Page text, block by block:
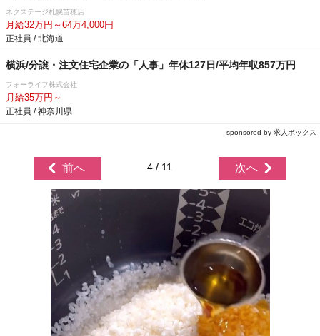
ネクステージ札幌苗穂店
月給32万円～64万4,000円
正社員 / 北海道
横浜/分譲・注文住宅企業の「人事」年休127日/平均年収857万円
フォーライフ株式会社
月給35万円～
正社員 / 神奈川県
sponsored by 求人ボックス
前へ 4 / 11 次へ